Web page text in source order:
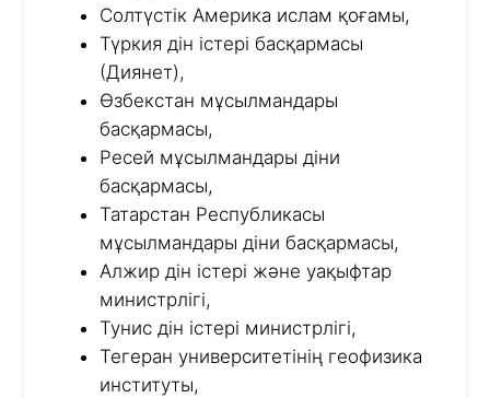
Солтүстік Америка ислам қоғамы,
Түркия дін істері басқармасы
(Диянет),
Өзбекстан мұсылмандары
басқармасы,
Ресей мұсылмандары діни
басқармасы,
Татарстан Республикасы
мұсылмандары діни басқармасы,
Алжир дін істері және уақыфтар
министрлігі,
Тунис дін істері министрлігі,
Тегеран университетінің геофизика
институты,